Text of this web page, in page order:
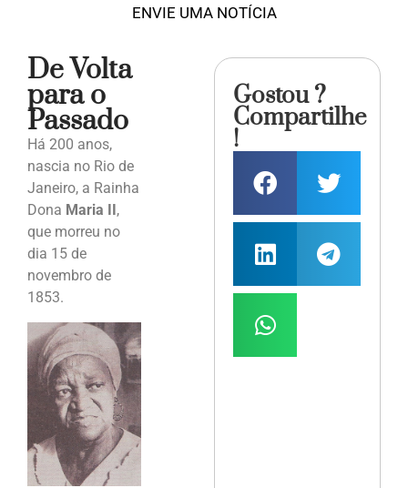
ENVIE UMA NOTÍCIA
De Volta
para o
Passado
Há 200 anos,
nascia no Rio de
Janeiro, a Rainha
Dona Maria II ,
que morreu no
dia 15 de
novembro de
1853.
Gostou ?
Compartilhe
!